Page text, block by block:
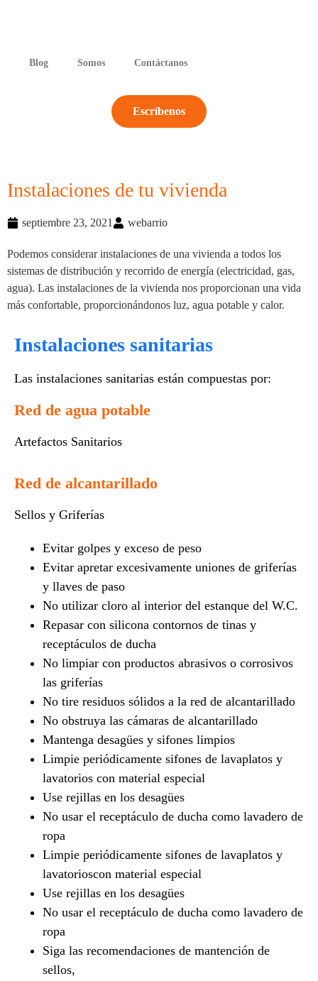
Blog Somos Contáctanos
Escríbenos
Instalaciones de tu vivienda
septiembre 23, 2021 webarrio
Podemos considerar instalaciones de una vivienda a todos los
sistemas de distribución y recorrido de energía (electricidad, gas,
agua). Las instalaciones de la vivienda nos proporcionan una vida
más confortable, proporcionándonos luz, agua potable y calor.
Instalaciones sanitarias
Las instalaciones sanitarias están compuestas por:
Red de agua potable
Artefactos Sanitarios​
Red de alcantarillado
Sellos y Griferías​
Evitar golpes y exceso de peso
Evitar apretar excesivamente uniones de griferías
y llaves de paso
No utilizar cloro al interior del estanque del W.C.
Repasar con silicona contornos de tinas y
receptáculos de ducha
No limpiar con productos abrasivos o corrosivos
las griferías
No tire residuos sólidos a la red de alcantarillado
No obstruya las cámaras de alcantarillado
Mantenga desagües y sifones limpios
Limpie periódicamente sifones de lavaplatos y
lavatorios con material especial
Use rejillas en los desagües
No usar el receptáculo de ducha como lavadero de
ropa
Limpie periódicamente sifones de lavaplatos y
lavatorioscon material especial
Use rejillas en los desagües
No usar el receptáculo de ducha como lavadero de
ropa
Siga las recomendaciones de mantención de
sellos,